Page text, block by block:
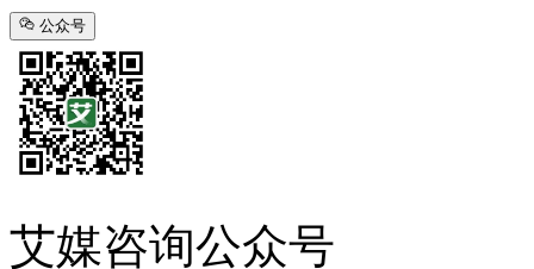
公众号
艾媒咨询公众号